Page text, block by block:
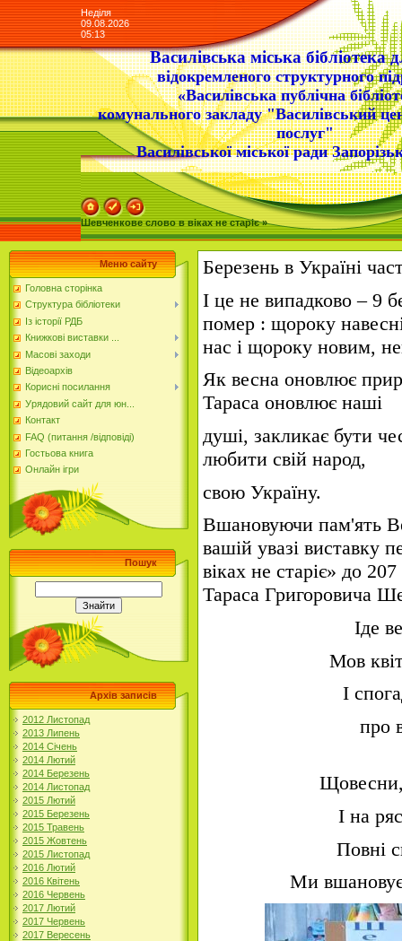
Неділя
09.08.2026
05:13
Василівська міська бібліотека
відокремленого структурного
«Василівська публічна
комунального закладу "Василівський
послуг"
Василівської міської ради
Шевченкове слово в віках не старіє »
Меню сайту
Головна сторінка
Структура бібліотеки
Із історії РДБ
Книжкові виставки ...
Масові заходи
Відеоархів
Корисні посилання
Урядовий сайт для юн...
Контакт
FAQ (питання /відповіді)
Гостьова книга
Онлайн ігри
Пошук
Архів записів
2012 Листопад
2013 Липень
2014 Січень
2014 Лютий
2014 Березень
2014 Листопад
2015 Лютий
2015 Березень
2015 Травень
2015 Жовтень
2015 Листопад
2016 Лютий
2016 Квітень
2016 Червень
2017 Лютий
2017 Червень
2017 Вересень
Березень в Україні
І це не випадково – 9
помер : щороку
нас і щороку новим,
Як весна оновлює
Тараса оновлює наші
душі, закликає бути
любити свій народ,
свою Україну.
Вшановуючи пам'ять
вашій увазі виставку
віках не старіє» до
Тараса Григоровича
Іде
Мов
І
про
Щовесни,
І на
Повні
Ми